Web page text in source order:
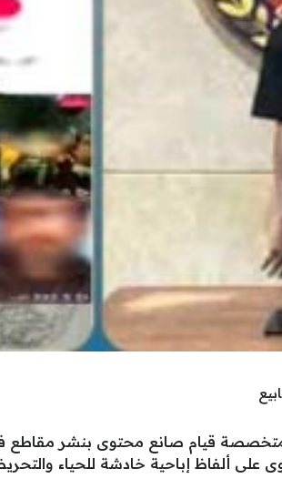
قيام صانع محتوى بنشر مقاطع
على ألفاظ إباحية خادشة للحياء